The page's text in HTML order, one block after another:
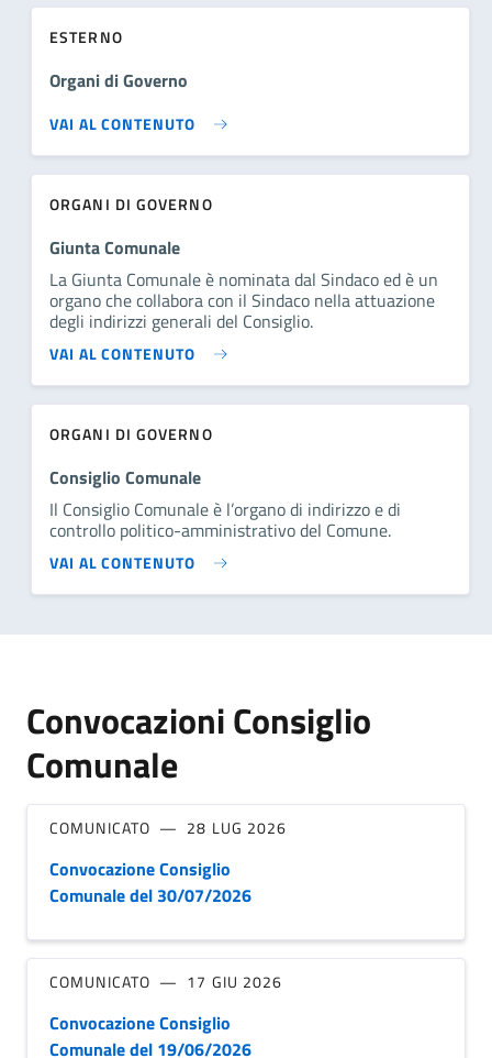
ESTERNO
Organi di Governo
VAI AL CONTENUTO
ORGANI DI GOVERNO
Giunta Comunale
La Giunta Comunale è nominata dal Sindaco ed è un
organo che collabora con il Sindaco nella attuazione
degli indirizzi generali del Consiglio.
VAI AL CONTENUTO
ORGANI DI GOVERNO
Consiglio Comunale
Il Consiglio Comunale è l’organo di indirizzo e di
controllo politico-amministrativo del Comune.
VAI AL CONTENUTO
Convocazioni Consiglio
Comunale
COMUNICATO 28 LUG 2026
Convocazione Consiglio
Comunale del 30/07/2026
COMUNICATO 17 GIU 2026
Convocazione Consiglio
Comunale del 19/06/2026